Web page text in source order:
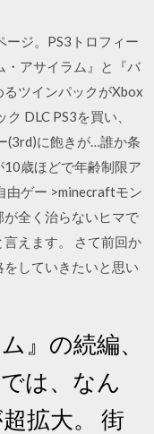
ージ。PS3トロフィー
・アサイラム』と『バ
ツインパックがXbox
DLC PS3を買い、
(3rd)に飽きが…誰か条
歳ほどで年齢制限ア
由ゲー >minecraftモン
全く治らないヒマで
えます。 さて前回か
していきたいと思い
』の続編、
は、なん
拡大。 街